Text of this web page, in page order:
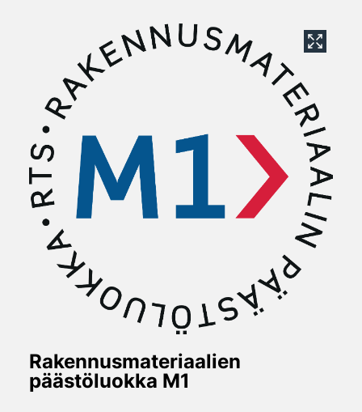
Rakennusmateriaalien
päästöluokka M1